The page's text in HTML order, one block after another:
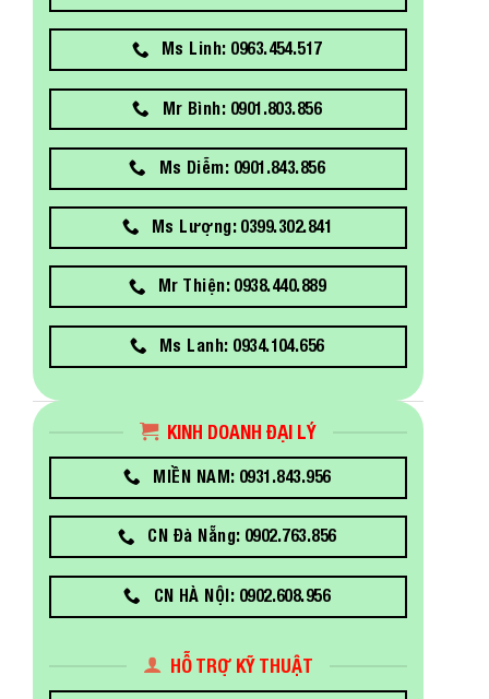
Ms Linh: 0963.454.517
Mr Bình: 0901.803.856
Ms Diễm: 0901.843.856
Ms Lượng: 0399.302.841
Mr Thiện: 0938.440.889
Ms Lanh: 0934.104.656
KINH DOANH ĐẠI LÝ
MIỀN NAM: 0931.843.956
CN Đà Nẵng: 0902.763.856
CN HÀ NỘI: 0902.608.956
HỖ TRỢ KỸ THUẬT